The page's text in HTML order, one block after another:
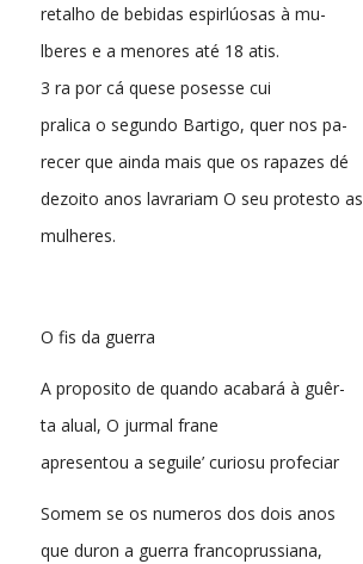
retalho de bebidas espirlúosas à mu-
lberes e a menores até 18 atis.
3 ra por cá quese posesse cui
pralica o segundo Bartigo, quer nos pa-
recer que ainda mais que os rapazes dé
dezoito anos lavrariam O seu protesto as
mulheres.
O fis da guerra
A proposito de quando acabará à guêr-
ta alual, O jurmal frane
apresentou a seguile’ curiosu profeciar
Somem se os numeros dos dois anos
que duron a guerra francoprussiana,